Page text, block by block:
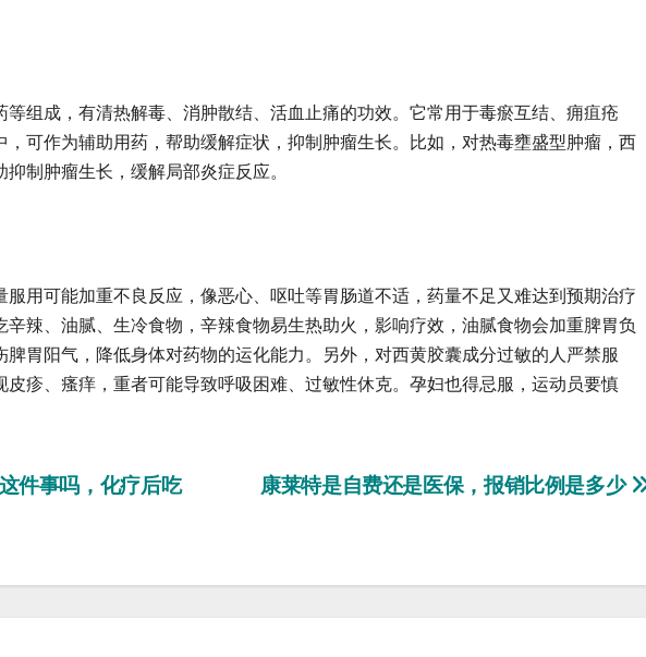
组成，有清热解毒、消肿散结、活血止痛的功效。它常用于毒瘀互结、痈疽疮
可作为辅助用药，帮助缓解症状，抑制肿瘤生长。比如，对热毒壅盛型肿瘤，西
制肿瘤生长，缓解局部炎症反应。
服用可能加重不良反应，像恶心、呕吐等胃肠道不适，药量不足又难达到预期治疗
辣、油腻、生冷食物，辛辣食物易生热助火，影响疗效，油腻食物会加重脾胃负
胃阳气，降低身体对药物的运化能力。另外，对西黄胶囊成分过敏的人严禁服
皮疹、瘙痒，重者可能导致呼吸困难、过敏性休克。孕妇也得忌服，运动员要慎
康莱特是自费还是医保，报销比例是多少
件事吗，化疗后吃